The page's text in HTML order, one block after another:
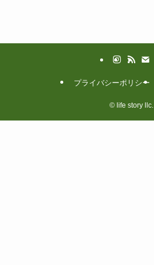
プライバシーポリシー
©life story llc.